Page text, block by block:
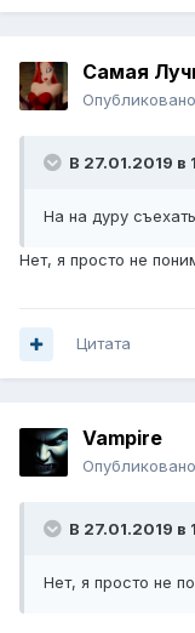
Самая
Опубликовано
В 27.01.2019 в
На на дуру
Нет, я просто не
Цитата
Vampirе
Опубликовано
В 27.01.2019 в
Нет, я просто не